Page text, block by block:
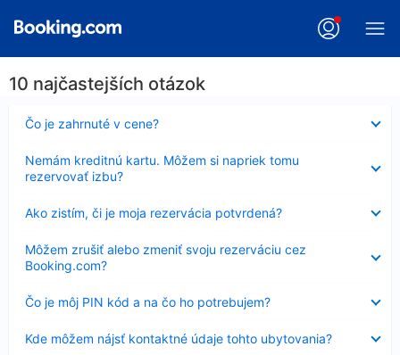
10 najčastejších otázok
Čo je zahrnuté v cene?
Nezobrazuje
sa
Nemám kreditnú kartu. Môžem si napriek tomu
rezervovať izbu?
sa
Ako zistím, či je moja rezervácia potvrdená?
sa
Môžem zrušiť alebo zmeniť svoju rezerváciu cez
Booking.com?
sa
Čo je môj PIN kód a na čo ho potrebujem?
Nezobrazuje
sa
Kde môžem nájsť kontaktné údaje tohto ubytovania?
sa